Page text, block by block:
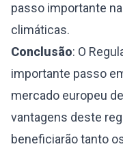
passo importante
climáticas.
Conclusão: O
importante passo
mercado europeu
vantagens deste
beneficiarão tanto